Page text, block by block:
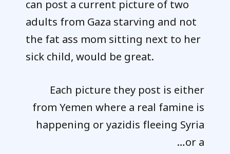
can post a current picture of two
adults from Gaza starving and not
the fat ass mom sitting next to her
sick child, would be great.
Each picture they post is either
from Yemen where a real famine is
happening or yazidis fleeing Syria
or a…